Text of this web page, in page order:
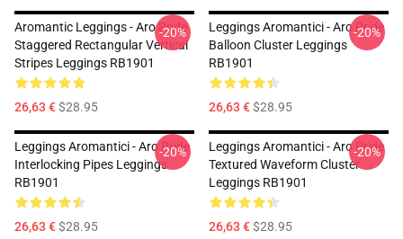
Aromantic Leggings - Aro Pride
Staggered Rectangular Vertical
Stripes Leggings RB1901
26,63 €$28.95
-20%
Leggings Aromantici - Aro Pride
Balloon Cluster Leggings
RB1901
26,63 €$28.95
-20%
Leggings Aromantici - Aro Pride
Interlocking Pipes Leggings
RB1901
26,63 €$28.95
-20%
Leggings Aromantici - Aro Pride
Textured Waveform Cluster
Leggings RB1901
26,63 €$28.95
-20%